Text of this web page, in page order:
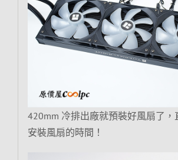
420mm 冷排出廠就預裝好風扇了，
安裝風扇的時間！